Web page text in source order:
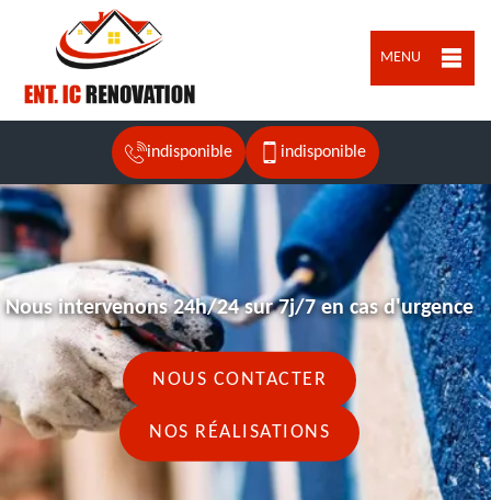
MENU
indisponible indisponible
Nous intervenons 24h/24 sur 7j/7 en cas d'urgence
NOUS CONTACTER
NOS RÉALISATIONS